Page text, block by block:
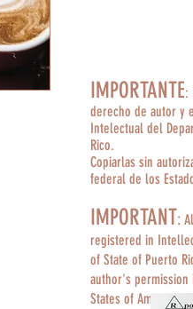
IMPORTANTE:
derecho de autor y
Intelectual del
Rico.
Copiarlas sin
federal de los
IMPORTANT:
registered in
of State of Puerto
author's
States of America.